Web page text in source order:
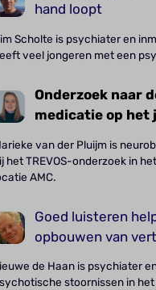
hand loopt
Scholte is psychiater en
veel jongeren met een
Onderzoek naar
medicatie op het
van der Pluijm is
het TREVOS-onderzoek in
AMC.
Goed luisteren
opbouwen van
de Haan is psychiater
stoornissen in het